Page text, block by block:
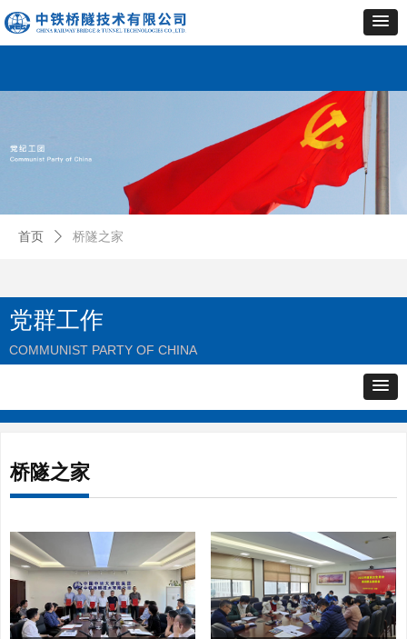
首页 ꄲ 桥隧之家
党群工作
COMMUNIST PARTY OF CHINA
桥隧之家